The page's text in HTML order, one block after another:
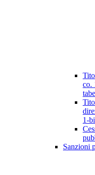
co.
1-
Sanzioni